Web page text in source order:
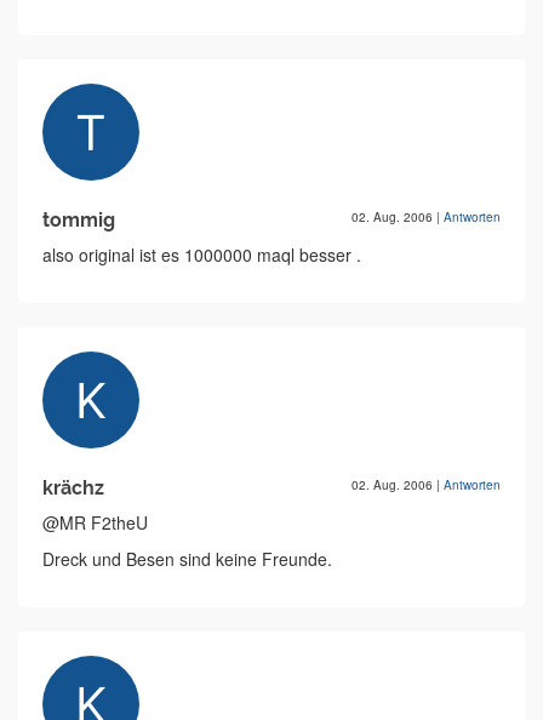
tommig 02. Aug. 2006 | Antworten
also original ist es 1000000 maql besser .
krächz 02. Aug. 2006 | Antworten
@MR F2theU
Dreck und Besen sind keine Freunde.